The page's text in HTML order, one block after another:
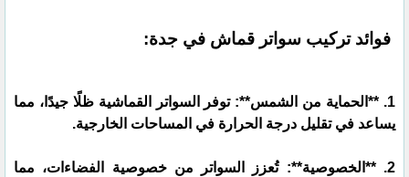
فوائد تركيب سواتر قماش في جدة:
1. **الحماية من الشمس**: توفر السواتر القماشية ظلًا جيدًا، مما
يساعد في تقليل درجة الحرارة في المساحات الخارجية.
2. **الخصوصية**: تُعزز السواتر من خصوصية الفضاءات، مما